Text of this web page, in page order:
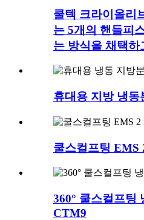
쿨텍 크라이올리
는 5개의 핸들피
는 방식을 채택하
휴대용 지방 냉동
쿨스컬프팅 EMS
360° 쿨스컬프팅
CTM9